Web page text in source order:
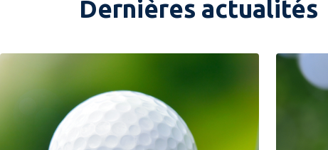
Dernières actualités